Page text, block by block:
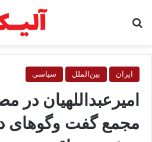
ایران بین‌الملل سیاسی
امیرعبداللهیان در
مجمع گفت وگوهای